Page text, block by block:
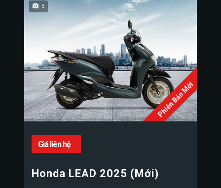
Phiên Bản Mới
5
Giá liên hệ
Honda LEAD 2025 (Mới)